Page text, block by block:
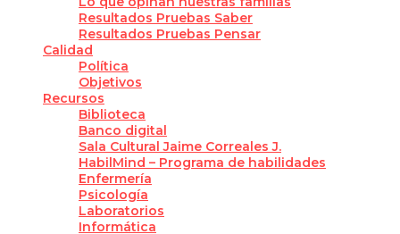
Resultados Pruebas Saber
Resultados Pruebas Pensar
Calidad
Política
Objetivos
Recursos
Biblioteca
Banco digital
Sala Cultural Jaime Correales J.
HabilMind – Programa de habilidades
Enfermería
Psicología
Laboratorios
Informática